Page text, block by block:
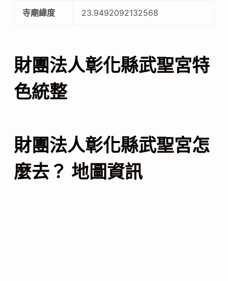
寺廟緯度 23.9492092132568
財團法人彰化縣武聖宮特
色統整
財團法人彰化縣武聖宮怎
麼去？ 地圖資訊